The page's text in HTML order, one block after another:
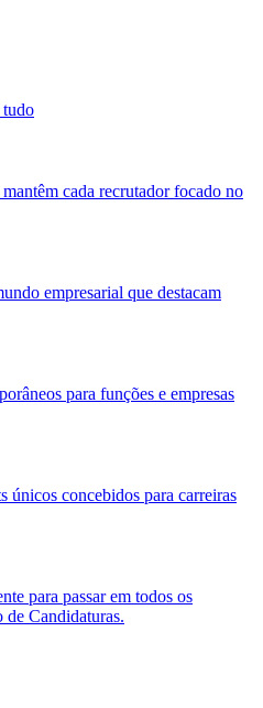
tudo
cada recrutador focado no
empresarial que destacam
para funções e empresas
únicos concebidos para carreiras
para passar em todos os
de Candidaturas.